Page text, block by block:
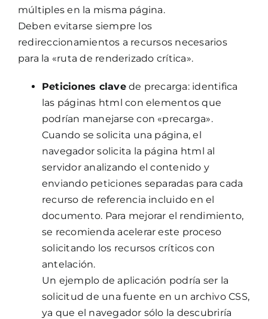
múltiples en la misma página.
Deben evitarse siempre los
redireccionamientos a recursos necesarios
para la «ruta de renderizado crítica».
Peticiones clavede precarga: identifica
las páginas html con elementos que
podrían manejarse con «precarga».
Cuando se solicita una página, el
navegador solicita la página html al
servidor analizando el contenido y
enviando peticiones separadas para cada
recurso de referencia incluido en el
documento. Para mejorar el rendimiento,
se recomienda acelerar este proceso
solicitando los recursos críticos con
antelación.
Un ejemplo de aplicación podría ser la
solicitud de una fuente en un archivo CSS,
ya que el navegador sólo la descubriría